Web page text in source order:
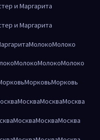
и Маргарита
и Маргарита
МолокоМолоко
МолокоМолокоМолоко
МорковьМорковь
МоскваМоскваМосква
МоскваМоскваМосква